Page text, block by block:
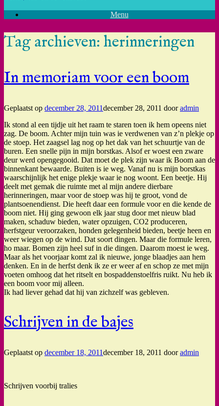
Menu
Tag archieven:herinneringen
In memoriam voor een boom
Geplaatst op december 28, 2011december 28, 2011 dooradmin
Ik stond al een tijdje uit het raam te staren toen ik hem opeens niet
zag. De boom. Achter mijn tuin was ie verdwenen van z’n plekje op
de stoep. Het zaagsel lag nog op het dak van het schuurtje van de
buren. Een snelle pijn in mijn borstkas. Alsof er woest een zware
deur werd opengegooid. Dat moet de plek zijn waar ik Boom aan de
binnenkant bewaarde. Buiten is ie weg. Vanaf nu is mijn borstkas
waarschijnlijk het enige plekje waar ie nog woont. Een beetje. Hij
deelt met gemak die ruimte met al mijn andere dierbare
herinneringen, maar voor de stoep was hij te groot, vond de
plantsoenendienst. Die heeft daar een formule voor en die kende de
boom niet. Hij ging gewoon elk jaar stug door met nieuw blad
maken, schaduw bieden, water opzuigen, CO2 produceren,
herfstgeur veroorzaken, honden gelegenheid bieden, beetje heen en
weer wiegen op de wind. Dat soort dingen. Maar die formule leren,
ho maar. Bomen zijn heel suf in die dingen. Daarom moest ie weg.
Maar als het voorjaar komt zal ik nieuwe, jonge blaadjes aan hem
denken. En in de herfst denk ik ze er weer af en schop ze met mijn
voeten omhoog dat het ritselt en bospaddenstoelfris ruikt. Nu heb ik
een boom voor mij alleen.
Ik had liever gehad dat hij van zichzelf was gebleven.
Schrijven in de bajes
Geplaatst op december 18, 2011december 18, 2011 dooradmin
Schrijven voorbij tralies